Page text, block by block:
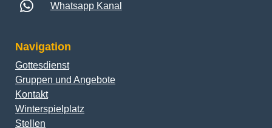
Whatsapp Kanal
Navigation
Gottesdienst
Gruppen und Angebote
Kontakt
Winterspielplatz
Stellen